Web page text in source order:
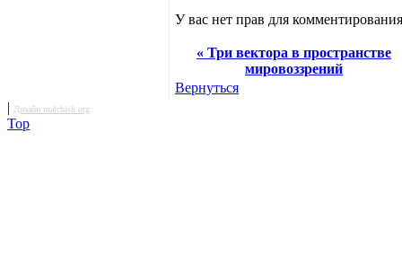
У вас нет прав для
« Три вектора в пространстве
мировоззрений
Вернуться
| Дизайн malchish.org
Top